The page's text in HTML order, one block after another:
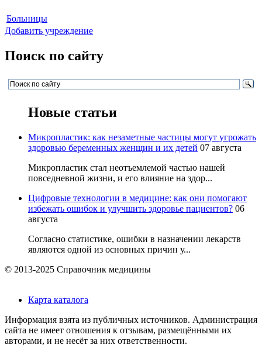
Больницы
Добавить учреждение
Поиск по сайту
Новые статьи
Микропластик: как незаметные частицы могут угрожать
здоровью беременных женщин и их детей 07 августа
Микропластик стал неотъемлемой частью нашей
повседневной жизни, и его влияние на здор...
Цифровые технологии в медицине: как они помогают
избежать ошибок и улучшить здоровье пациентов? 06
августа
Согласно статистике, ошибки в назначении лекарств
являются одной из основных причин у...
© 2013-2025 Справочник медицины
Карта каталога
Информация взята из публичных источников. Администрация
сайта не имеет отношения к отзывам, размещёнными их
авторами, и не несёт за них ответственности.